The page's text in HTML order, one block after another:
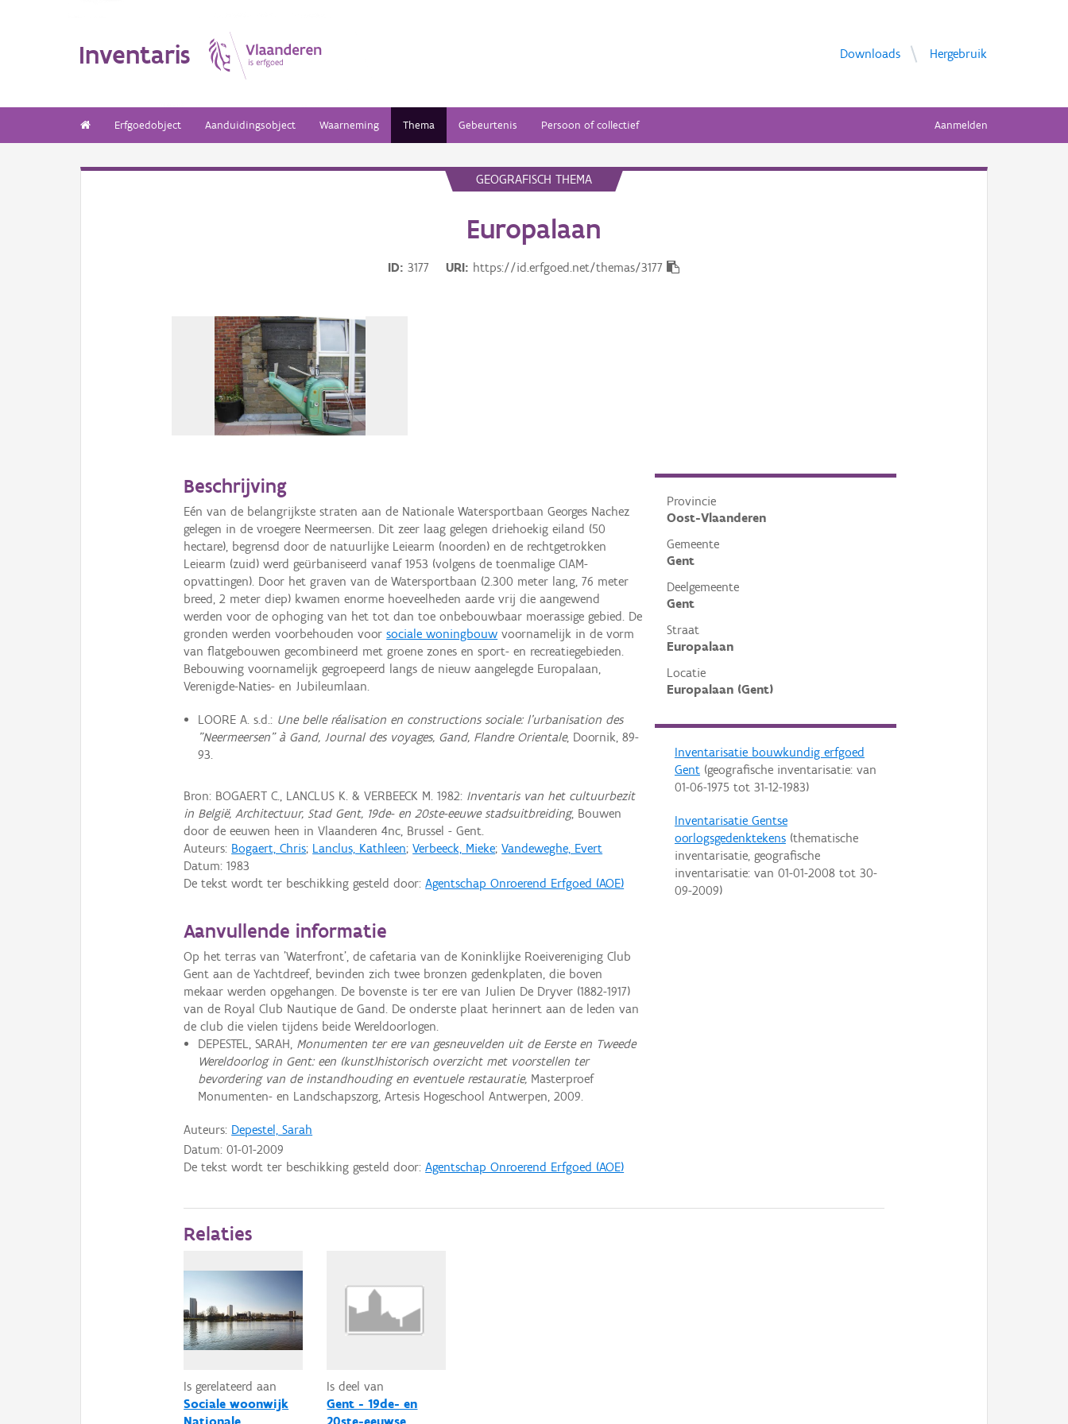
Inventaris Downloads Hergebruik
Erfgoedobject Aanduidingsobject Waarneming Thema Gebeurtenis Persoon of collectief Aanmelden
GEOGRAFISCH THEMA
Europalaan
ID 3177 URI https://id.erfgoed.net/themas/3177
Provincie
Oost-Vlaanderen
Gemeente
Gent
Deelgemeente
Gent
Straat
Europalaan
Locatie
Europalaan (Gent)
Inventarisatie bouwkundig erfgoed
Gent(geografische inventarisatie: van
01-06-1975 tot 31-12-1983)
Inventarisatie Gentse
oorlogsgedenktekens(thematische
inventarisatie, geografische
inventarisatie: van 01-01-2008tot 30-
09-2009)
Beschrijving
Eén van de belangrijkste straten aan de Nationale Watersportbaan Georges Nachez
gelegen in de vroegere Neermeersen. Dit zeer laag gelegen driehoekig eiland (50
hectare), begrensd door de natuurlijke Leiearm (noorden) en de rechtgetrokken
Leiearm (zuid) werd geürbaniseerd vanaf 1953 (volgens de toenmalige CIAM-
opvattingen). Door het graven van de Watersportbaan (2.300 meter lang, 76 meter
breed, 2 meter diep) kwamen enorme hoeveelheden aarde vrij die aangewend
werden voor de ophoging van het tot dan toe onbebouwbaar moerassige gebied. De
gronden werden voorbehouden voorsociale woningbouw voornamelijk in de vorm
van flatgebouwen gecombineerd met groene zones en sport- en recreatiegebieden.
Bebouwing voornamelijk gegroepeerd langs de nieuw aangelegde Europalaan,
Verenigde-Naties- en Jubileumlaan.
LOORE A. s.d.: Une belle réalisation en constructions sociale: l'urbanisation des
"Neermeersen" à Gand, Journal des voyages, Gand, Flandre Orientale, Doornik, 89-
93.
Bron: BOGAERT C., LANCLUS K. & VERBEECK M. 1982: Inventaris van het cultuurbezit
in België, Architectuur, Stad Gent, 19de- en 20ste-eeuwe stadsuitbreiding, Bouwen
door de eeuwen heen in Vlaanderen 4nc, Brussel - Gent.
Auteurs: Bogaert, Chris; Lanclus, Kathleen;Verbeeck, Mieke;Vandeweghe, Evert
Datum:1983
De tekst wordt ter beschikking gesteld door:Agentschap Onroerend Erfgoed (AOE)
Aanvullende informatie
Op het terras van 'Waterfront', de cafetaria van de Koninklijke Roeivereniging Club
Gent aan de Yachtdreef, bevinden zich twee bronzen gedenkplaten, die boven
mekaar werden opgehangen. De bovenste is ter ere van Julien De Dryver (1882-1917)
van de Royal Club Nautique de Gand. De onderste plaat herinnert aan de leden van
de club die vielen tijdens beide Wereldoorlogen.
DEPESTEL, SARAH, Monumenten ter ere van gesneuvelden uit de Eerste en Tweede
Wereldoorlog in Gent: een (kunst)historisch overzicht met voorstellen ter
bevordering van de instandhouding en eventuele restauratie,Masterproef
Monumenten- en Landschapszorg, Artesis Hogeschool Antwerpen, 2009.
Auteurs: Depestel, Sarah
Datum:01-01-2009
De tekst wordt ter beschikking gesteld door:Agentschap Onroerend Erfgoed (AOE)
Relaties
Is gerelateerd aan
Sociale woonwijk
Is deel van
Gent - 19de- en